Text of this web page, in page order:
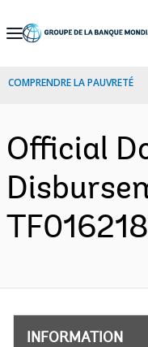
Skip
Navigation
COMPRENDRE LA PAUVRETÉ
Official
INFORMATION